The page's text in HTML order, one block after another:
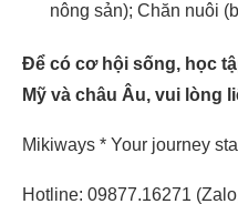
nông sản); Chăn nuôi
Để có cơ hội sống, học
Mỹ và châu Âu, vui lòng
Mikiways * Your journey
Hotline: 09877.16271